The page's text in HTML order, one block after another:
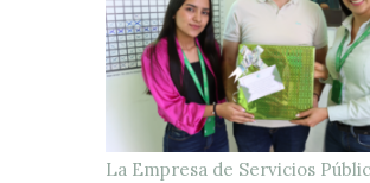
La Empresa de Servicios